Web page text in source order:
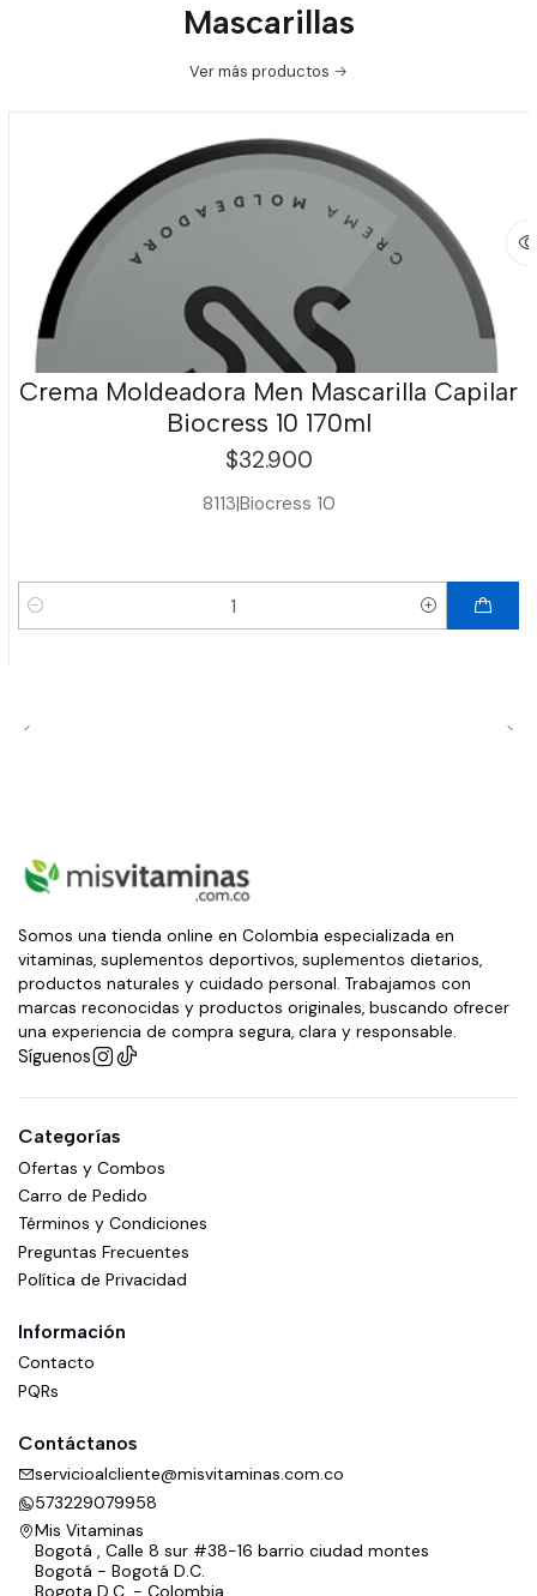
Mascarillas
Ver más productos
Crema Moldeadora Men Mascarilla Capilar
Biocress 10 170ml
$32.900
8113|Biocress 10
Cantidad
Somos una tienda online en Colombia especializada en
vitaminas, suplementos deportivos, suplementos dietarios,
productos naturales y cuidado personal. Trabajamos con
marcas reconocidas y productos originales, buscando ofrecer
una experiencia de compra segura, clara y responsable.
Síguenos
Categorías
Ofertas y Combos
Carro de Pedido
Términos y Condiciones
Preguntas Frecuentes
Política de Privacidad
Información
Contacto
PQRs
Contáctanos
servicioalcliente@misvitaminas.com.co
573229079958
Mis Vitaminas
Bogotá , Calle 8 sur #38-16 barrio ciudad montes
Bogotá - Bogotá D.C.
Bogota D.C. - Colombia